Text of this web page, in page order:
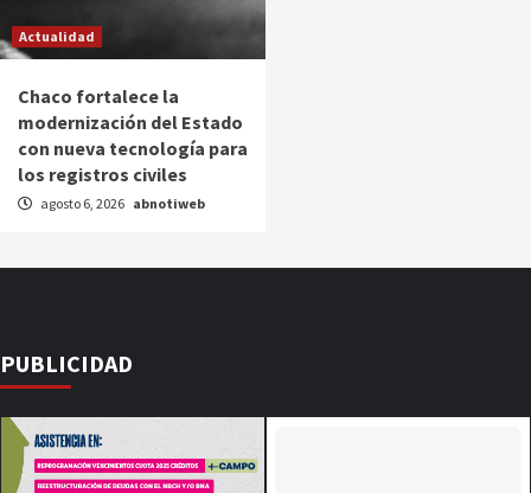
Actualidad
Chaco fortalece la
modernización del Estado
con nueva tecnología para
los registros civiles
agosto 6, 2026 abnotiweb
PUBLICIDAD